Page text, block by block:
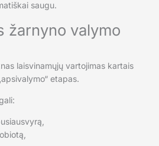
saugu.
žarnyno valymo
laisvinamųjų vartojimas kartais
etapas.